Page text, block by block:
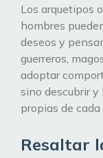
Los arquetipos
hombres
deseos y
guerreros,
adoptar
sino descubrir y
propias de cada
Resaltar